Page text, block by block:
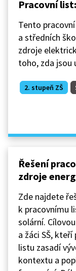
Pracovní
Tento
a středních
zdroje
toho, zda jsou
2. stupeň ZŠ
Řešení
zdroje
Zde najdete
k pracovnímu
solární.
a žáci SŠ,
listu zasadí
kontextu a